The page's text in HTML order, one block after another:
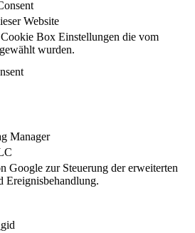
Website
Box Einstellungen die vom
wurden.
Manager
Google zur Steuerung der erweiterten
Ereignisbehandlung.